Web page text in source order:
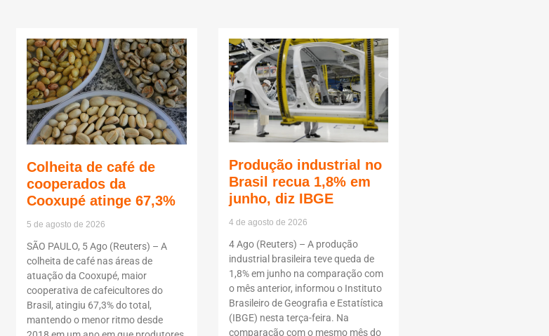
Colheita de café de
cooperados da
Cooxupé atinge 67,3%
5 de agosto de 2026
SÃO PAULO, 5 Ago (Reuters) – A
colheita de café nas áreas de
atuação da Cooxupé, maior
cooperativa de cafeicultores do
Brasil, atingiu 67,3% do total,
mantendo o menor ritmo desde
Produção industrial no
Brasil recua 1,8% em
junho, diz IBGE
4 de agosto de 2026
4 Ago (Reuters) – A produção
industrial brasileira teve queda de
1,8% em junho na comparação com
o mês anterior, informou o Instituto
Brasileiro de Geografia e Estatística
(IBGE) nesta terça-feira. Na
comparação com o mesmo mês do